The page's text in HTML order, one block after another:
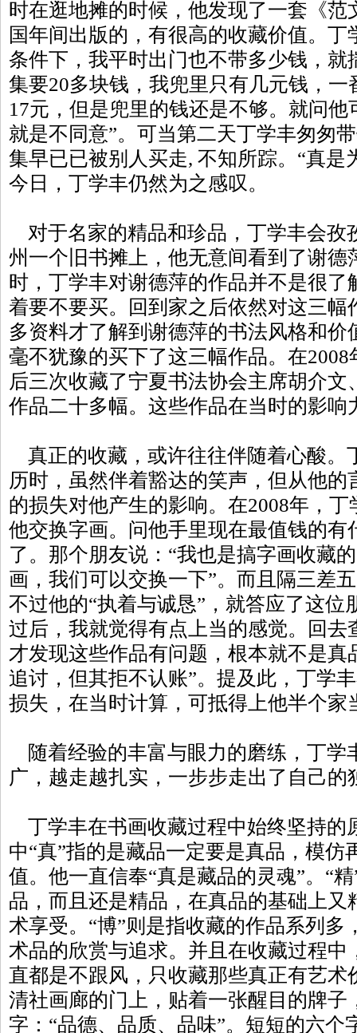
时在逛地摊的时候，他发现了一套《范
国年间出版的，有很高的收藏价值。丁
条件下，我平时出门也不带多少钱，就
集要20多块钱，我兜里只有几元钱，
17元，但是兜里的钱还是不够。就问
就是不同意”。可当第二天丁学丰匆匆
集早已已被别人买走, 不知所踪。“真是
今日，丁学丰仍然为之感叹。
对于名家的精品和珍品，丁学丰会孜
州一个旧书摊上，他无意间看到了谢德
时，丁学丰对谢德萍的作品并不是很
着要不要买。回到家之后依然对这三幅
多资料才了解到谢德萍的书法风格和
毫不犹豫的买下了这三幅作品。在
后三次收藏了宁夏书法协会主席胡介
作品二十多幅。这些作品在当时的影响
真正的收藏，或许往往伴随着心酸。
历时，虽然伴着豁达的笑声，但从他
的损失对他产生的影响。在2008年，
他交换字画。问他手里现在最值钱的有
了。那个朋友说：“我也是搞字画收藏
画，我们可以交换一下”。而且隔三差
不过他的“执着与诚恳”，就答应了这位
过后，我就觉得有点上当的感觉。回去
才发现这些作品有问题，根本就不是真
追讨，但其拒不认账”。提及此，丁学
损失，在当时计算，可抵得上他半个家
随着经验的丰富与眼力的磨练，丁学
广，越走越扎实，一步步走出了自己的
丁学丰在书画收藏过程中始终坚持的
中“真”指的是藏品一定要是真品，模仿
值。他一直信奉“真是藏品的灵魂”。“
品，而且还是精品，在真品的基础上又
术享受。“博”则是指收藏的作品系列多
术品的欣赏与追求。并且在收藏过程中
直都是不跟风，只收藏那些真正有艺术
清社画廊的门上，贴着一张醒目的牌子
字：“品德、品质、品味”。短短的六个